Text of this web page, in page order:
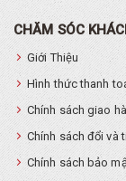
CHĂM SÓC
Giới Thiệu
Hình thức thanh
Chính sách giao
Chính sách đổi và
Chính sách bảo